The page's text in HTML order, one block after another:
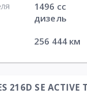
1496 cc
дизель
256 444 км
216D SE ACTIVE